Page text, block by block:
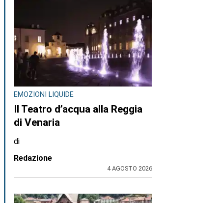
EMOZIONI LIQUIDE
Il Teatro d’acqua alla Reggia
di Venaria
di
Redazione
4 AGOSTO 2026